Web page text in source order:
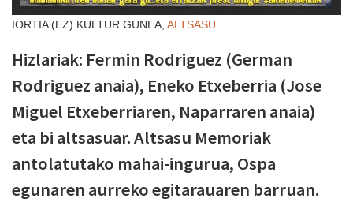
IORTIA (EZ) KULTUR GUNEA, ALTSASU
Hizlariak: Fermin Rodriguez (German
Rodriguez anaia), Eneko Etxeberria (Jose
Miguel Etxeberriaren, Naparraren anaia)
eta bi altsasuar. Altsasu Memoriak
antolatutako mahai-ingurua, Ospa
egunaren aurreko egitarauaren barruan.